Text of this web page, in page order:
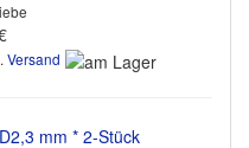
Versand